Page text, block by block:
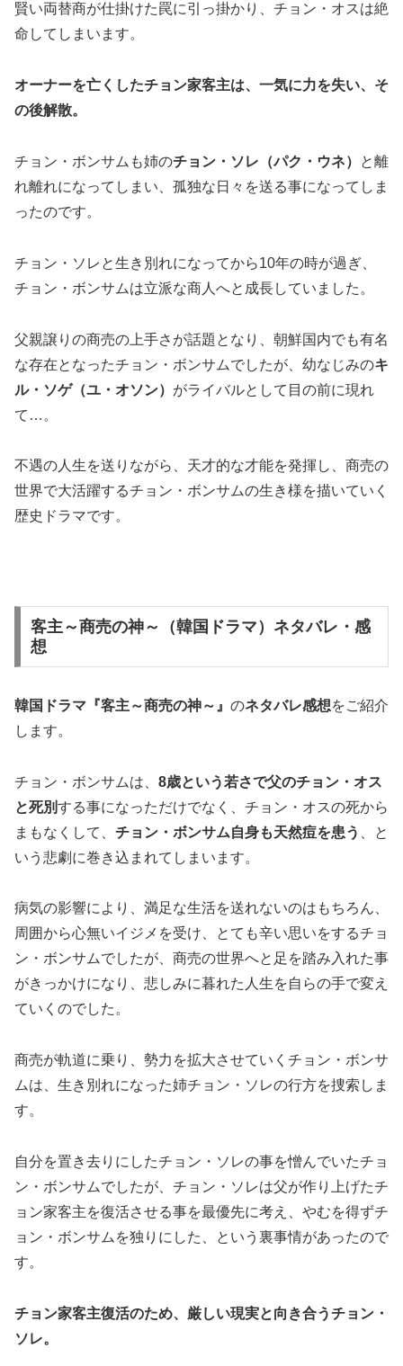
賢い両替商が仕掛けた罠に引っ掛かり、チョン・オスは絶
命してしまいます。
オーナーを亡くしたチョン家客主は、一気に力を失い、そ
の後解散。
チョン・ボンサムも姉のチョン・ソレ（パク・ウネ）
と離
れ離れになってしまい、孤独な日々を送る事になってしま
ったのです。
チョン・ソレと生き別れになってから10年の時が過ぎ、
チョン・ボンサムは立派な商人へと成長していました。
父親譲りの商売の上手さが話題となり、朝鮮国内でも有名
な存在となったチョン・ボンサムでしたが、幼なじみのキ
ル・ソゲ（ユ・オソン） がライバルとして目の前に現れ
て…。
不遇の人生を送りながら、天才的な才能を発揮し、商売の
世界で大活躍するチョン・ボンサムの生き様を描いていく
歴史ドラマです。
客主～商売の神～（韓国ドラマ）ネタバレ・感
想
韓国ドラマ『客主～商売の神～』 のネタバレ感想をご紹介
します。
チョン・ボンサムは、 8歳という若さで父のチョン・オス
と死別する事になっただけでなく、チョン・オスの死から
まもなくして、 チョン・ボンサム自身も天然痘を患う
、と
いう悲劇に巻き込まれてしまいます。
病気の影響により、満足な生活を送れないのはもちろん、
周囲から心無いイジメを受け、とても辛い思いをするチョ
ン・ボンサムでしたが、商売の世界へと足を踏み入れた事
がきっかけになり、悲しみに暮れた人生を自らの手で変え
ていくのでした。
商売が軌道に乗り、勢力を拡大させていくチョン・ボンサ
ムは、生き別れになった姉チョン・ソレの行方を捜索しま
す。
自分を置き去りにしたチョン・ソレの事を憎んでいたチョ
ン・ボンサムでしたが、チョン・ソレは父が作り上げたチ
ョン家客主を復活させる事を最優先に考え、やむを得ずチ
ョン・ボンサムを独りにした、という裏事情があったので
す。
チョン家客主復活のため、厳しい現実と向き合うチョン・
ソレ。